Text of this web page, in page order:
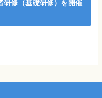
研修（基礎研修）を開催